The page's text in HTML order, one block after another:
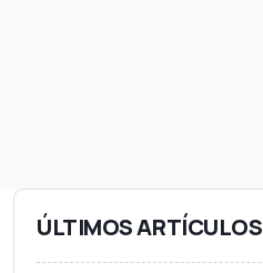
ÚLTIMOS ARTÍCULOS